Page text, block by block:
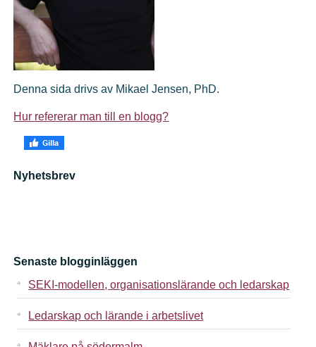
Denna sida drivs av Mikael Jensen, PhD.
Hur refererar man till en blogg?
Nyhetsbrev
Senaste blogginläggen
SEKI-modellen, organisationslärande och ledarskap
Ledarskap och lärande i arbetslivet